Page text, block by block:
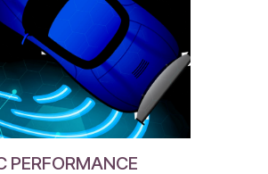
PERFORMANCE